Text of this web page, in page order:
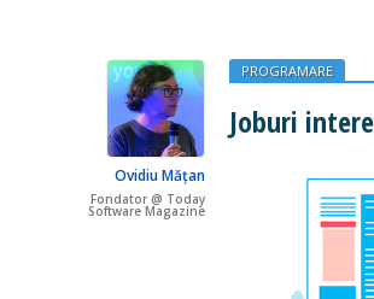
Ovidiu Mățan
Fondator @ Today
Software Magazine
PROGRAMARE
Joburi